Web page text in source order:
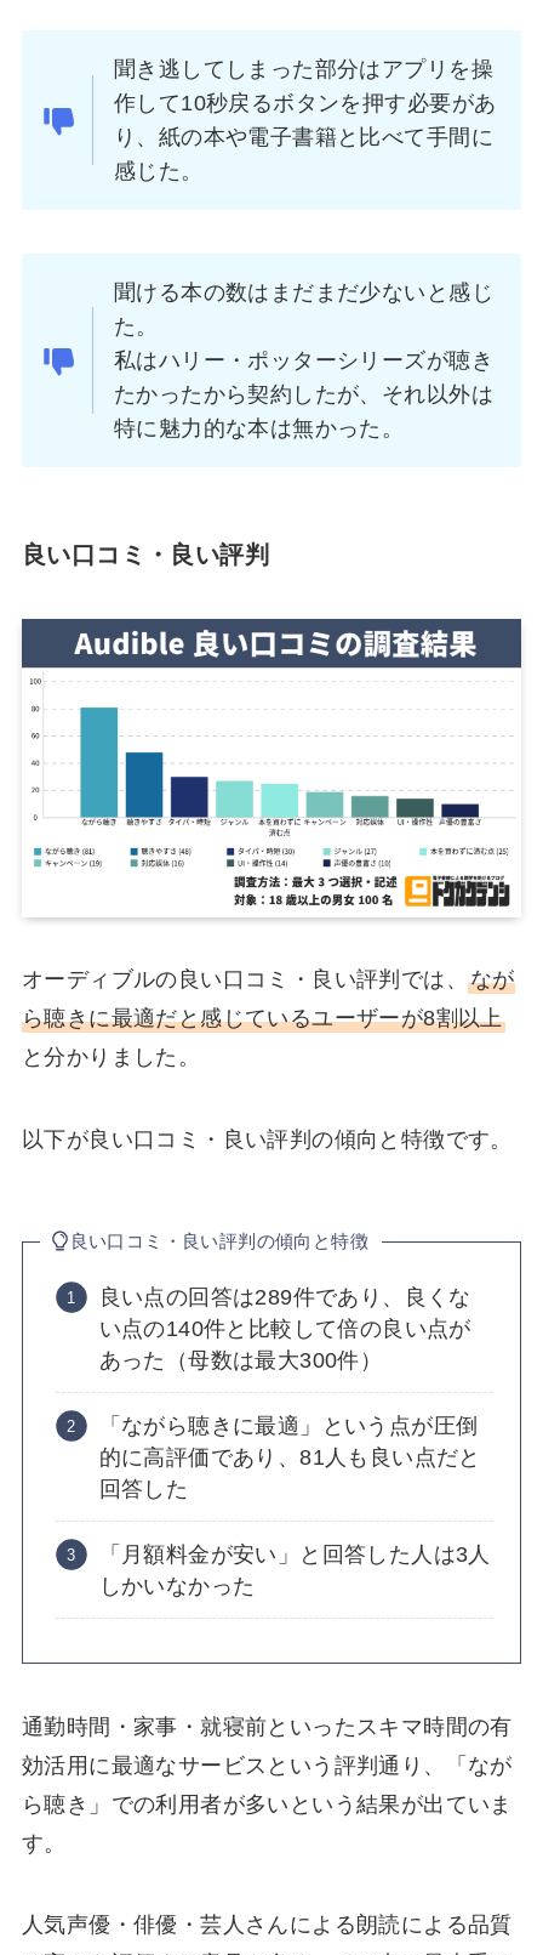
聞き逃してしまった部分はアプリを操
作して10秒戻るボタンを押す必要があ
り、紙の本や電子書籍と比べて手間に
感じた。
聞ける本の数はまだまだ少ないと感じ
た。
私はハリー・ポッターシリーズが聴き
たかったから契約したが、それ以外は
特に魅力的な本は無かった。
良い口コミ・良い評判
オーディブルの良い口コミ・良い評判では、 なが
ら聴きに最適だと感じているユーザーが8割以上
と分かりました。
以下が良い口コミ・良い評判の傾向と特徴です。
良い口コミ・良い評判の傾向と特徴
良い点の回答は289件であり、良くな
い点の140件と比較して倍の良い点が
あった（母数は最大300件）
「ながら聴きに最適」という点が圧倒
的に高評価であり、81人も良い点だと
回答した
「月額料金が安い」と回答した人は3人
しかいなかった
通勤時間・家事・就寝前といったスキマ時間の有
効活用に最適なサービスという評判通り、「なが
ら聴き」での利用者が多いという結果が出ていま
す。
人気声優・俳優・芸人さんによる朗読による品質